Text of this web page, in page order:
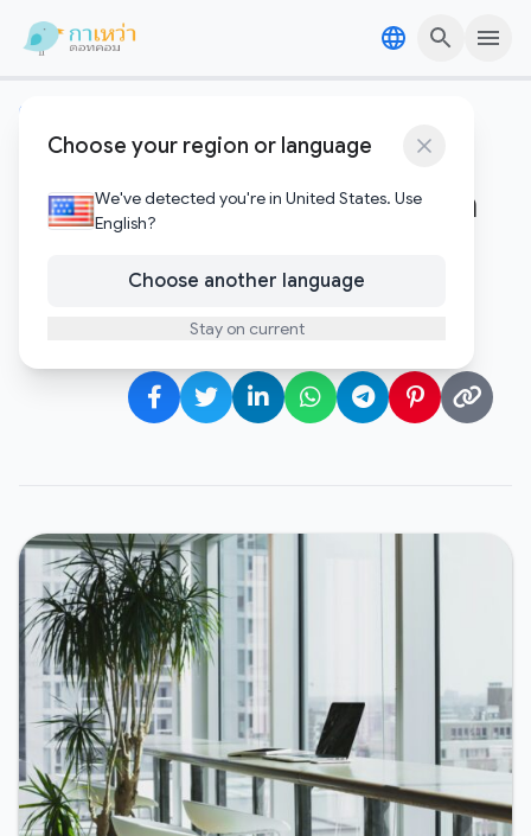
Choose your region or language
We've detected you're in United States. Use
English?
Choose another language
Stay on current
คริปโตและบล๊อคเชน
บิทคอยน์ร่วงหนักแตะ 77,000
ดอลลาร์ นักวิเคราะห์เตือนอย่าเชื่อ
กุมภาพันธ์ 1, 2026•1 minute to read